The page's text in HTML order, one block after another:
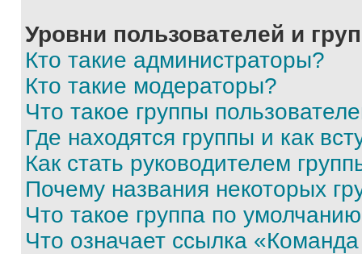
Уровни пользователей и
Кто такие администраторы?
Кто такие модераторы?
Что такое группы
Где находятся группы и как
Как стать руководителем
Почему названия некоторых
Что такое группа по
Что означает ссылка